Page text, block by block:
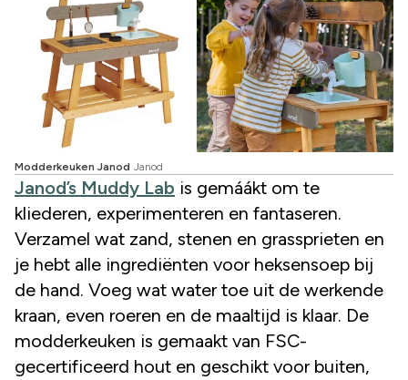
Modderkeuken Janod Janod
Janod’s Muddy Lab is gemáákt om te
kliederen, experimenteren en fantaseren.
Verzamel wat zand, stenen en grassprieten en
je hebt alle ingrediënten voor heksensoep bij
de hand. Voeg wat water toe uit de werkende
kraan, even roeren en de maaltijd is klaar. De
modderkeuken is gemaakt van FSC-
gecertificeerd hout en geschikt voor buiten,